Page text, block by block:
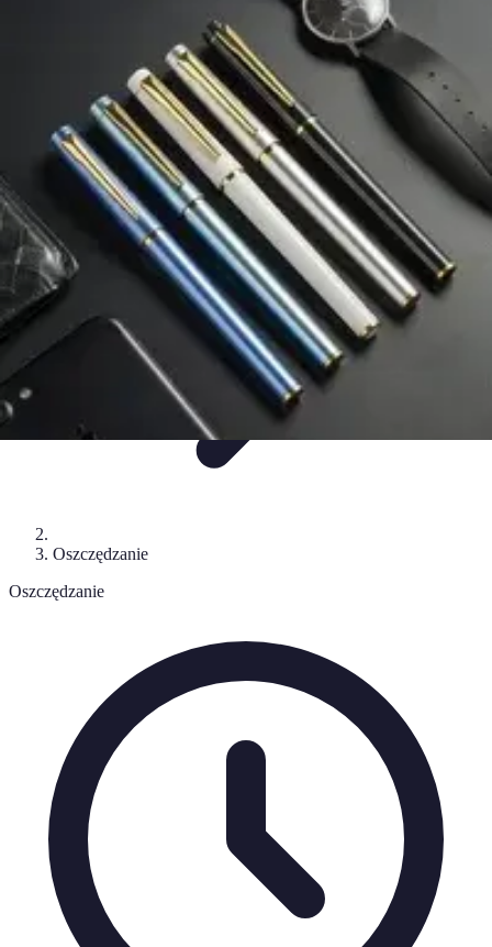
TrendyPoradniki Zakupy i promocje
Mega Promocje
Oszczędzanie
Oszczędzanie